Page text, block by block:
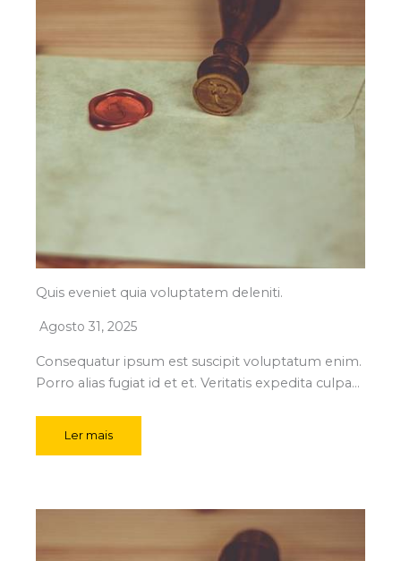
Quis eveniet quia voluptatem deleniti.
Agosto 31, 2025
Consequatur ipsum est suscipit voluptatum enim.
Porro alias fugiat id et et. Veritatis expedita culpa…
Ler mais